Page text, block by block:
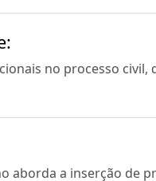
no processo civil,
aborda a inserção de